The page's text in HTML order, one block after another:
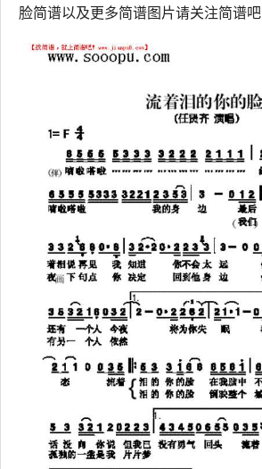
脸简谱以及更多简谱图片请关注简谱吧